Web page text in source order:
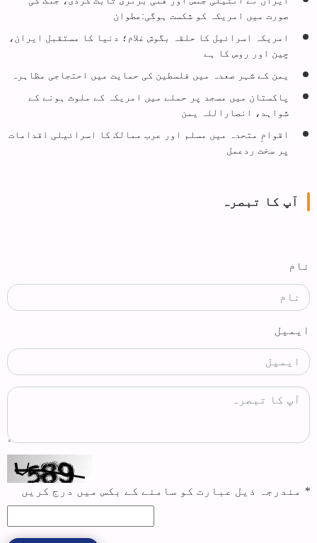
صورت میں امریکہ کو شکست ہوگی:عطوان
امریکہ اسرائیل کا حلقہ بگوش غلام؛ دنیا کا مستقبل ایران،
چین اور روس کا ہے
یمن کے شہر صعدہ میں فلسطین کی حمایت میں احتجاجی مظاہرہ
پاکستان میں مسجد پر حملے میں امریکہ کے ملوث ہونے کے
شواہد، انصاراللہ یمن
اقوامِ متحدہ میں مسلم اور عرب ممالک کا اسرائیلی اقدامات
پر سخت ردعمل
آپ کا تبصرہ
نام
ایمیل
* مندرجہ ذیل عبارت کو سامنے کے بکس میں درج کریں